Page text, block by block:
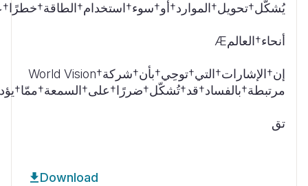
أنحاء†العالمÆ
إن†الإشارات†التي†توحِي†بأن†شركة†World Vision
تق
Download